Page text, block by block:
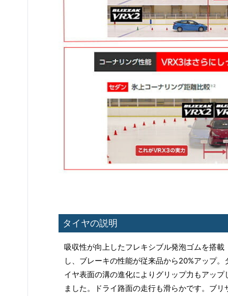
タイヤの説明
吸収性が向上したフレキシブル発泡ゴムを搭載
し、ブレーキの性能が従来品から20%アップ。
イヤ表面の溝の進化によりグリップ力もアップ
ました。ドライ路面の走行も滑らかです。ブリ